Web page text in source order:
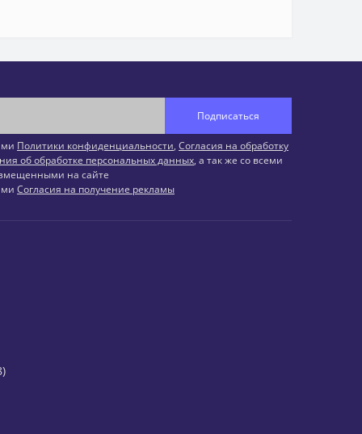
Подписаться
Политики конфиденциальности, Согласия на обработку
об обработке персональных данных, а так же со всеми
на сайте
Согласия на получение рекламы